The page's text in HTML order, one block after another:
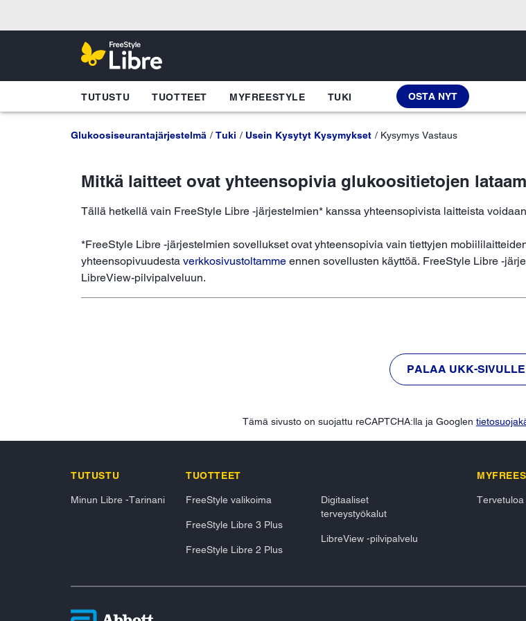
TUTUSTU TUOTTEET MYFREESTYLE TUKI OSTA NYT
Glukoosiseurantajärjestelmä Tuki Usein Kysytyt Kysymykset Kysymys Vastaus
Mitkä laitteet ovat yhteensopivia glukoositietojen
Tällä hetkellä vain FreeStyle Libre -järjestelmien* kanssa yhteensopivista laitteista
*FreeStyle Libre -järjestelmien sovellukset ovat yhteensopivia vain tiettyjen
yhteensopivuudesta verkkosivustoltamme ennen sovellusten käyttöä. FreeStyle Libre -
LibreView-pilvipalveluun.
PALAA UKK-SIVULLE
Tämä sivusto on suojattu reCAPTCHA:lla ja Googlen
TUTUSTU
Minun Libre -Tarinani
TUOTTEET
FreeStyle valikoima
FreeStyle Libre 3 Plus
FreeStyle Libre 2 Plus
Digitaaliset
terveystyökalut
LibreView -pilvipalvelu
Tervetuloa